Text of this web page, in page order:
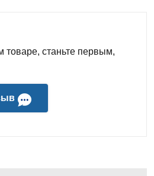
товаре, станьте первым,